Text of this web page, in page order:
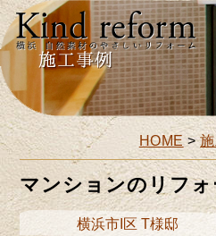
HOME>
マンションのリフ
横浜市I区 T様邸